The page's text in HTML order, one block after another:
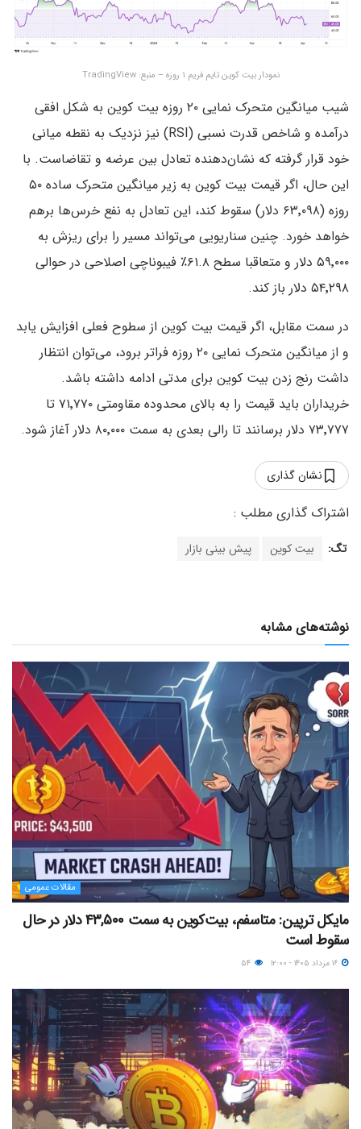
نمودار بیت کوین تایم فریم ۱ روزه – منبع: TradingView
شیب میانگین متحرک نمایی ۲۰ روزه بیت کوین به شکل افقی
درآمده و شاخص قدرت نسبی (RSI) نیز نزدیک به نقطه میانی
خود قرار گرفته که نشان‌دهنده تعادل بین عرضه و تقاضاست. با
این حال، اگر قیمت بیت کوین به زیر میانگین متحرک ساده ۵۰
روزه (۶۳٬۰۹۸ دلار) سقوط کند، این تعادل به نفع خرس‌ها برهم
خواهد خورد. چنین سناریویی می‌تواند مسیر را برای ریزش به
۵۹٬۰۰۰ دلار و متعاقبا سطح ۶۱.۸٪ فیبوناچی اصلاحی در حوالی
۵۴٬۲۹۸ دلار باز کند.
در سمت مقابل، اگر قیمت بیت کوین از سطوح فعلی افزایش یابد
و از میانگین متحرک نمایی ۲۰ روزه فراتر برود، می‌توان انتظار
داشت رنج زدن بیت کوین برای مدتی ادامه داشته باشد.
خریداران باید قیمت را به بالای محدوده مقاومتی ۷۱٬۷۷۰ تا
۷۳٬۷۷۷ دلار برسانند تا رالی بعدی به سمت ۸۰٬۰۰۰ دلار آغاز شود.
نشان گذاری
تگ: بیت کوین پیش بینی بازار
نوشته‌های مشابه
مقالات عمومی
مایکل ترپین: متاسفم، بیت‌کوین به سمت ۴۳,۵۰۰ دلار در حال
سقوط است